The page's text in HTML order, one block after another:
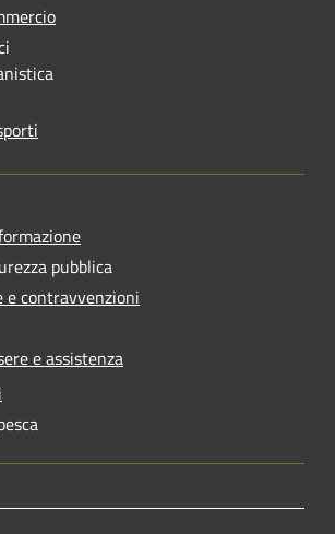
pubblica
e contravvenzioni
e assistenza